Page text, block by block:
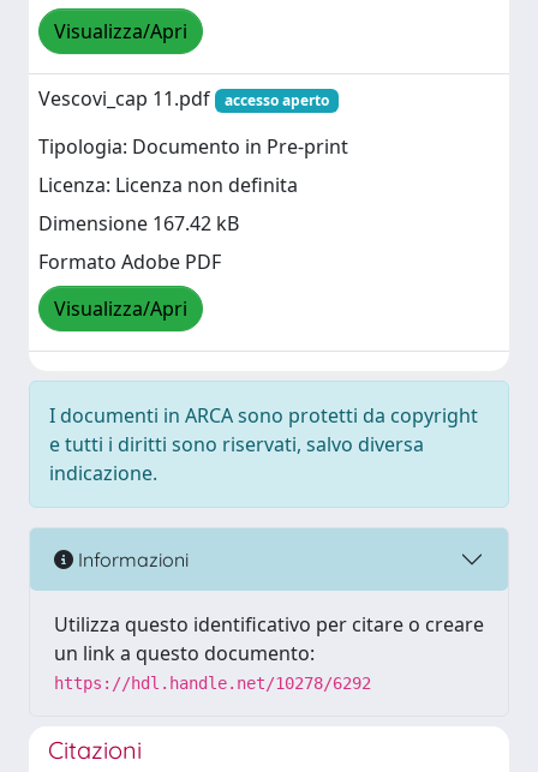
Visualizza/Apri
Vescovi_cap 11.pdf accesso aperto
Tipologia: Documento in Pre-print
Licenza: Licenza non definita
Dimensione 167.42 kB
Formato Adobe PDF
Visualizza/Apri
I documenti in ARCA sono protetti da copyright
e tutti i diritti sono riservati, salvo diversa
indicazione.
Informazioni
Utilizza questo identificativo per citare o creare
un link a questo documento:
https://hdl.handle.net/10278/6292
Citazioni